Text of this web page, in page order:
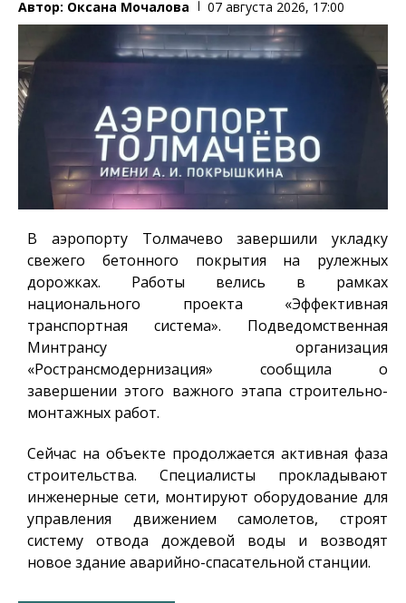
Автор: Оксана Мочалова 07 августа 2026, 17:00
В аэропорту Толмачево завершили укладку
свежего бетонного покрытия на рулежных
дорожках. Работы велись в рамках
национального проекта «Эффективная
транспортная система». Подведомственная
Минтрансу организация
«Ространсмодернизация» сообщила о
завершении этого важного этапа строительно-
монтажных работ.
Сейчас на объекте продолжается активная фаза
строительства. Специалисты прокладывают
инженерные сети, монтируют оборудование для
управления движением самолетов, строят
систему отвода дождевой воды и возводят
новое здание аварийно-спасательной станции.